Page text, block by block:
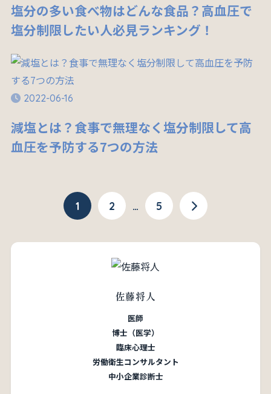
塩分の多い食べ物はどんな食品？高血圧で
塩分制限したい人必見ランキング！
2022-06-16
減塩とは？食事で無理なく塩分制限して高
血圧を予防する7つの方法
1 2 … 5
佐藤将人
医師
博士（医学）
臨床心理士
労働衛生コンサルタント
中小企業診断士